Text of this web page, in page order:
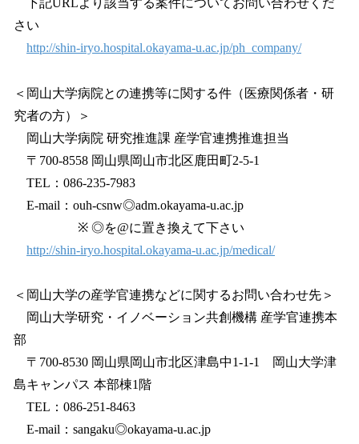
下記URLより該当する案件についてお問い合わせくだ
さい
http://shin-iryo.hospital.okayama-u.ac.jp/ph_company/
＜岡山大学病院との連携等に関する件（医療関係者・研
究者の方）＞
岡山大学病院 研究推進課 産学官連携推進担当
〒700-8558 岡山県岡山市北区鹿田町2-5-1
TEL：086-235-7983
E-mail：ouh-csnw◎adm.okayama-u.ac.jp
※ ◎を@に置き換えて下さい
http://shin-iryo.hospital.okayama-u.ac.jp/medical/
＜岡山大学の産学官連携などに関するお問い合わせ先＞
岡山大学研究・イノベーション共創機構 産学官連携本
部
〒700-8530 岡山県岡山市北区津島中1-1-1 岡山大学津
島キャンパス 本部棟1階
TEL：086-251-8463
E-mail：sangaku◎okayama-u.ac.jp